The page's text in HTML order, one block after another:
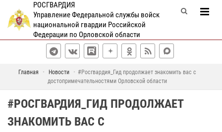
РОСГВАРДИЯ
Управление Федеральной службы войск
национальной гвардии Российской
Федерации по Орловской области
Главная Новости
#Росгвардия_Гид продолжает знакомить вас с
достопримечательностями Орловской области
#РОСГВАРДИЯ_ГИД ПРОДОЛЖАЕТ
ЗНАКОМИТЬ ВАС С